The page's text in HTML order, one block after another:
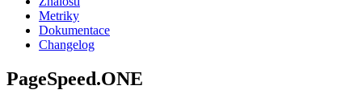
Metriky
Dokumentace
Changelog
PageSpeed.ONE